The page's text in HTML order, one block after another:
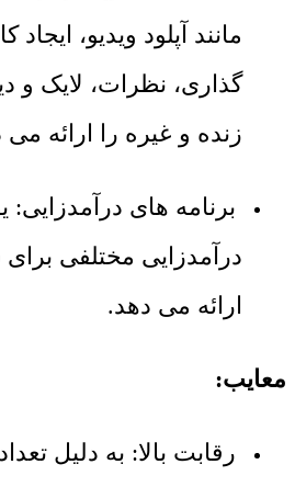
مانند آپلود ویدیو، ایجاد
گذاری، نظرات، لایک و
زنده و غیره را ارائه
برنامه های درآمدزایی:
درآمدزایی مختلفی برای
ارائه می دهد.
معایب:
رقابت بالا: به دلیل